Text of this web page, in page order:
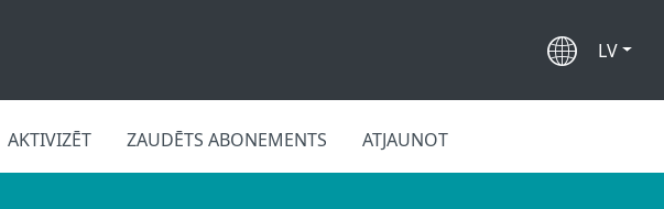
LV
AKTIVIZĒT ZAUDĒTS ABONEMENTS ATJAUNOT